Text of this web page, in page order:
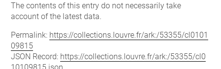
The contents of this entry do not necessarily take
account of the latest data.
Permalink: https://collections.louvre.fr/ark:/53355/cl0101
09815
JSON Record: https://collections.louvre.fr/ark:/53355/cl0
10109815.json